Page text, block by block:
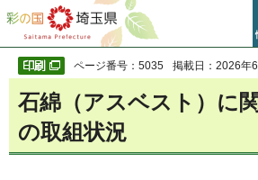
彩の国 埼玉県
ページ番号：5035 掲載日：2026年
石綿（アスベスト）に
の取組状況